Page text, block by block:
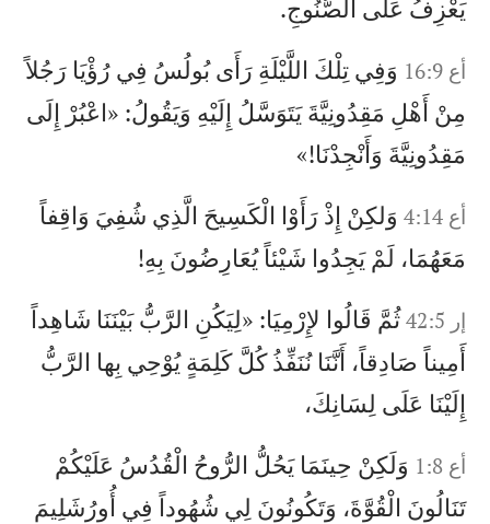
يَعْزِفُ عَلَى الصُّنُوجِ.
أع 16:9
وَفِي تِلْكَ اللَّيْلَةِ رَأَى بُولُسُ فِي رُؤْيَا رَجُلاً
مِنْ أَهْلِ مَقِدُونِيَّةَ يَتَوَسَّلُ إِلَيْهِ وَيَقُولُ: «اعْبُرْ إِلَى
مَقِدُونِيَّةَ وَأَنْجِدْنَا!»
أع 4:14
وَلكِنْ إِذْ رَأَوْا الْكَسِيحَ الَّذِي شُفِيَ وَاقِفاً
مَعَهُمَا، لَمْ يَجِدُوا شَيْئاً يُعَارِضُونَ بِهِ!
إر 42:5
ثُمَّ قَالُوا لإِرْمِيَا: «لِيَكُنِ الرَّبُّ بَيْنَنَا شَاهِداً
أَمِيناً صَادِقاً، أَنَّنَا نُنَفِّذُ كُلَّ كَلِمَةٍ يُوْحِي بِها الرَّبُّ
إِلَيْنَا عَلَى لِسَانِكَ،
أع 1:8
وَلَكِنْ حِينَمَا يَحُلُّ الرُّوحُ الْقُدُسُ عَلَيْكُمْ
تَنَالُونَ الْقُوَّةَ، وَتَكُونُونَ لِي شُهُوداً فِي أُورُشَلِيمَ